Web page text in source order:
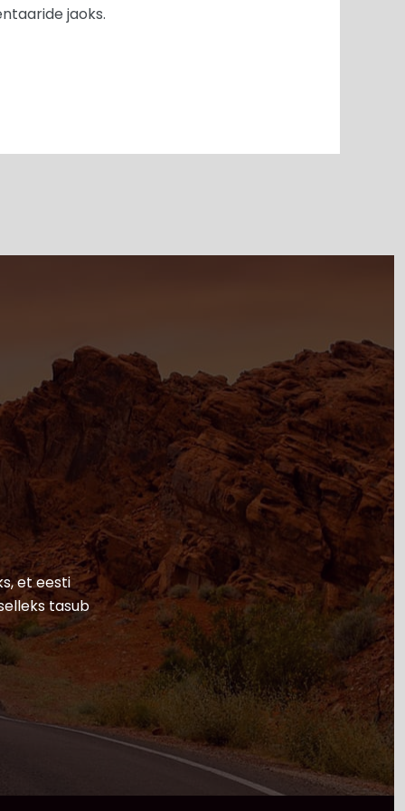
jaoks.
et eesti
tasub